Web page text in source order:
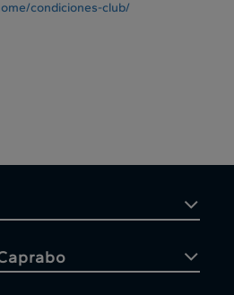
condiciones-club/